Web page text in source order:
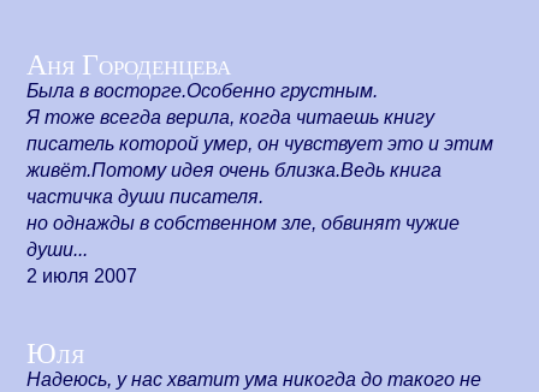
Аня Городенцева
Была в восторге.Особенно грустным.
Я тоже всегда верила, когда читаешь книгу
писатель которой умер, он чувствует это и этим
живёт.Потому идея очень близка.Ведь книга
частичка души писателя.
но однажды в собственном зле, обвинят чужие
души...
2 июля 2007
Юля
Надеюсь, у нас хватит ума никогда до такого не